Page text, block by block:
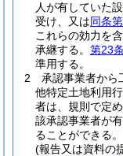
人が有していた
受け、又は同条
これらの効力を含
承継する。 第23
準用する。
2
承認事業者から
他特定土地利用
者は、規則で定
該承認事業者が
ることができる。
(報告又は資料の